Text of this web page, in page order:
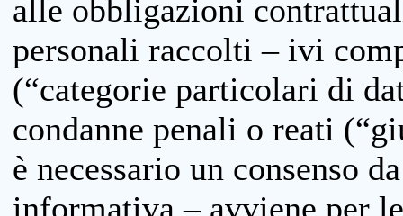
alle obbligazioni
personali raccolti – ivi
(“categorie particolari di
condanne penali o reati
è necessario un consenso
informativa – avviene per